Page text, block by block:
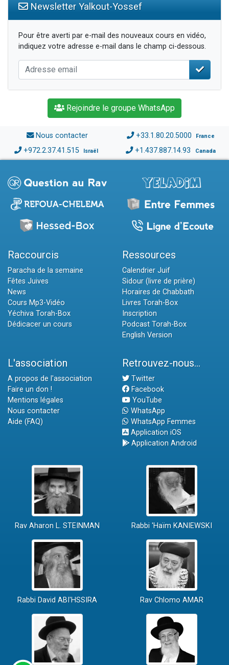
Newsletter Yalkout-Yossef
Pour être averti par e-mail des nouveaux cours en vidéo,
indiquez votre adresse e-mail dans le champ ci-dessous.
Rejoindre le groupe WhatsApp
Nous contacter +33.1.80.20.5000 France
+972.2.37.41.515 Israël +1.437.887.14.93 Canada
Raccourcis
Paracha de la semaine
Fêtes Juives
News
Cours Mp3-Vidéo
Yéchiva Torah-Box
Dédicacer un cours
Ressources
Calendrier Juif
Sidour (livre de prière)
Horaires de Chabbath
Livres Torah-Box
Inscription
Podcast Torah-Box
English Version
L'association
A propos de l'association
Faire un don !
Mentions légales
Nous contacter
Aide (FAQ)
Retrouvez-nous...
Twitter
Facebook
YouTube
WhatsApp
WhatsApp Femmes
Application iOS
Application Android
Rav Aharon L. STEINMAN Rabbi 'Haïm KANIEWSKI
Rabbi David ABI'HSSIRA Rav Chlomo AMAR